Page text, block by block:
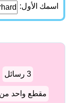
اسمك الأول:
3 رسائل
مقطع واحد من1